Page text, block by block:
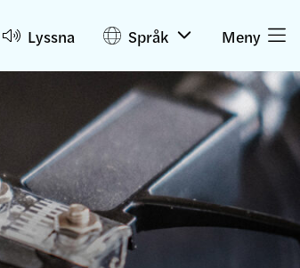
Lyssna Språk Meny